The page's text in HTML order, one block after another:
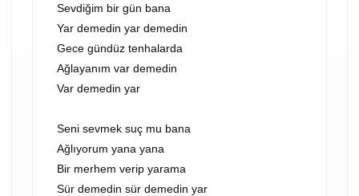
Sevdiğim bir gün bana
Yar demedin yar demedin
Gece gündüz tenhalarda
Ağlayanım var demedin
Var demedin yar
Seni sevmek suç mu bana
Ağlıyorum yana yana
Bir merhem verip yarama
Sür demedin sür demedin yar